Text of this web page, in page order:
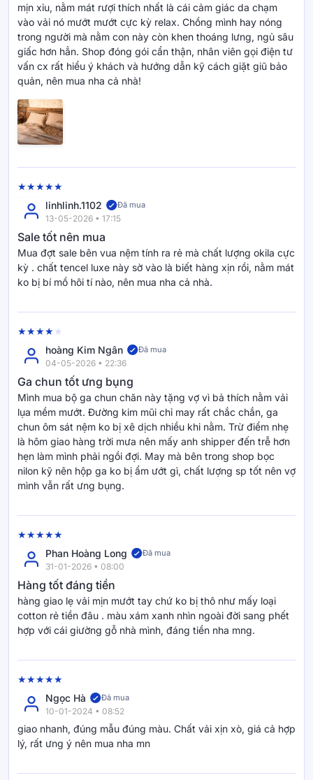
mịn xỉu, nằm mát rượi thích nhất là cái cảm giác da chạm
vào vải nó mướt mướt cực kỳ relax. Chồng mình hay nóng
trong người mà nằm con này còn khen thoáng lưng, ngủ sâu
giấc hơn hẳn. Shop đóng gói cẩn thận, nhân viên gọi điện tư
vấn cx rất hiểu ý khách và hướng dẫn kỹ cách giặt giũ bảo
quản, nên mua nha cả nhà!
linhlinh.1102 Đã mua
13-05-2026 • 17:15
Sale tốt nên mua
Mua đợt sale bên vua nệm tính ra rẻ mà chất lượng okila cực
kỳ . chất tencel luxe này sờ vào là biết hàng xịn rồi, nằm mát
ko bị bí mồ hôi tí nào, nên mua nha cả nhà.
hoàng Kim Ngân Đã mua
04-05-2026 • 22:36
Ga chun tốt ưng bụng
Mình mua bộ ga chun chăn này tặng vợ vì bả thích nằm vải
lụa mềm mướt. Đường kim mũi chỉ may rất chắc chắn, ga
chun ôm sát nệm ko bị xê dịch nhiều khi nằm. Trừ điểm nhẹ
là hôm giao hàng trời mưa nên mấy anh shipper đến trễ hơn
hẹn làm mình phải ngồi đợi. May mà bên trong shop bọc
nilon kỹ nên hộp ga ko bị ẩm ướt gì, chất lượng sp tốt nên vợ
mình vẫn rất ưng bụng.
Phan Hoàng Long Đã mua
31-01-2026 • 08:00
Hàng tốt đáng tiền
hàng giao lẹ vải mịn mướt tay chứ ko bị thô như mấy loại
cotton rẻ tiền đâu . màu xám xanh nhìn ngoài đời sang phết
hợp với cái giường gỗ nhà mình, đáng tiền nha mng.
Ngọc Hà Đã mua
10-01-2024 • 08:52
giao nhanh, đúng mẫu đúng màu. Chất vải xịn xò, giá cả hợp
lý, rất ưng ý nên mua nha mn